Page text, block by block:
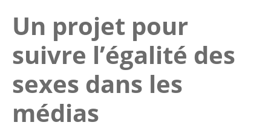
Un projet pour
suivre l’égalité des
sexes dans les
médias